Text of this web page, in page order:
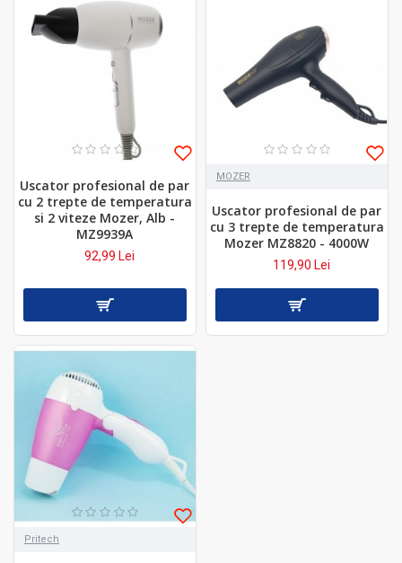
Uscator profesional de par
cu 2 trepte de temperatura
si 2 viteze Mozer, Alb -
MZ9939A
92,99 Lei
MOZER
Uscator profesional de par
cu 3 trepte de temperatura
Mozer MZ8820 - 4000W
119,90 Lei
Pritech